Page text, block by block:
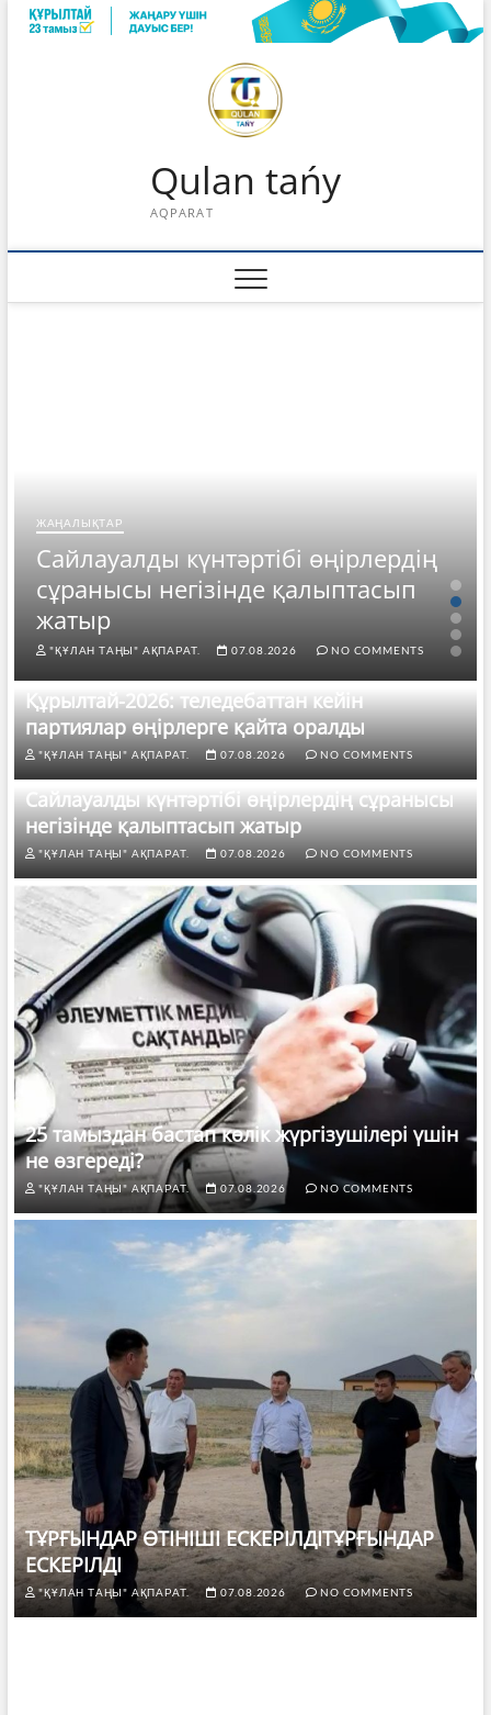
Skip
Qulan tańy
AQPARAT
ЖАҢАЛЫҚТАР
Сайлауалды күнтәртібі өңірлердің
сұранысы негізінде қалыптасып
жатыр
"ҚҰЛАН ТАҢЫ" АҚПАРАТ. 07.08.2026 NO COMMENTS
Құрылтай-2026: теледебаттан кейін
партиялар өңірлерге қайта оралды
"ҚҰЛАН ТАҢЫ" АҚПАРАТ. 07.08.2026 NO COMMENTS
Сайлауалды күнтәртібі өңірлердің сұранысы
негізінде қалыптасып жатыр
"ҚҰЛАН ТАҢЫ" АҚПАРАТ. 07.08.2026 NO COMMENTS
25 тамыздан бастап көлік жүргізушілері үшін
не өзгереді?
"ҚҰЛАН ТАҢЫ" АҚПАРАТ. 07.08.2026 NO COMMENTS
ТҰРҒЫНДАР ӨТІНІШІ ЕСКЕРІЛДІТҰРҒЫНДАР
ЕСКЕРІЛДІ
"ҚҰЛАН ТАҢЫ" АҚПАРАТ. 07.08.2026 NO COMMENTS